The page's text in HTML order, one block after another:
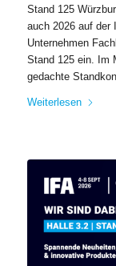
Stand 125
auch 2026 auf der
Unternehmen
Stand 125 ein. Im
gedachte
Weiterlesen